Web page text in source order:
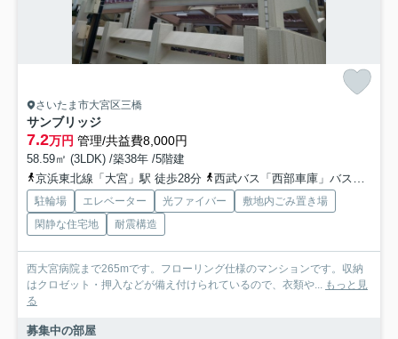
さいたま市大宮区三橋
サンブリッジ
7.2万円 管理/共益費8,000円
58.59㎡ (3LDK) /築38年 /5階建
京浜東北線「大宮」駅 徒歩28分
西武バス「西部車庫」バス停下車 徒歩3分
駐輪場 エレベーター 光ファイバー
敷地内ごみ置き場
閑静な住宅地
耐震構造
西大宮病院まで265mです。フローリング仕様のマンションです。収納
はクロゼット・押入などが備え付けられているので、衣類や... もっと見
る
募集中の部屋